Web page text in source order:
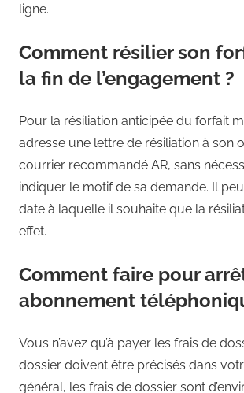
ligne.
Comment résilier son
la fin de l’engagement ?
Pour la résiliation anticipée du forfait
adresse une lettre de résiliation à son
courrier recommandé AR, sans
indiquer le motif de sa demande. Il
date à laquelle il souhaite que la
effet.
Comment faire pour
abonnement
Vous n’avez qu’à payer les frais de
dossier doivent être précisés dans
général, les frais de dossier sont